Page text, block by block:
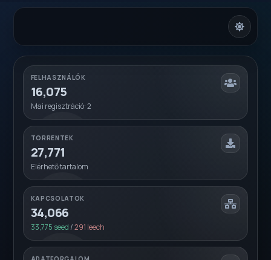
FELHASZNÁLÓK
16,075
Mai regisztráció: 2
TORRENTEK
27,771
Elérhető tartalom
KAPCSOLATOK
34,066
33,775 seed /291 leech